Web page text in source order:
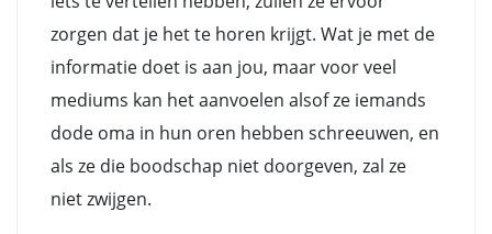
zorgen dat je het te horen krijgt. Wat je met de
informatie doet is aan jou, maar voor veel
mediums kan het aanvoelen alsof ze iemands
dode oma in hun oren hebben schreeuwen, en
als ze die boodschap niet doorgeven, zal ze
niet zwijgen.